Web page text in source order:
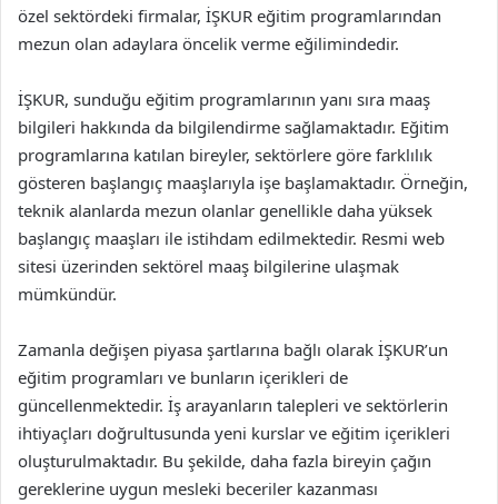
özel sektördeki firmalar, İŞKUR eğitim programlarından
mezun olan adaylara öncelik verme eğilimindedir.
İŞKUR, sunduğu eğitim programlarının yanı sıra maaş
bilgileri hakkında da bilgilendirme sağlamaktadır. Eğitim
programlarına katılan bireyler, sektörlere göre farklılık
gösteren başlangıç maaşlarıyla işe başlamaktadır. Örneğin,
teknik alanlarda mezun olanlar genellikle daha yüksek
başlangıç maaşları ile istihdam edilmektedir. Resmi web
sitesi üzerinden sektörel maaş bilgilerine ulaşmak
mümkündür.
Zamanla değişen piyasa şartlarına bağlı olarak İŞKUR’un
eğitim programları ve bunların içerikleri de
güncellenmektedir. İş arayanların talepleri ve sektörlerin
ihtiyaçları doğrultusunda yeni kurslar ve eğitim içerikleri
oluşturulmaktadır. Bu şekilde, daha fazla bireyin çağın
gereklerine uygun mesleki beceriler kazanması